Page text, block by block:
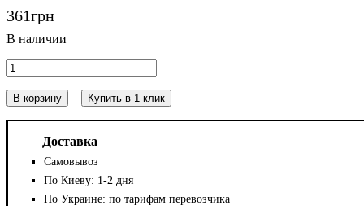
361грн
В корзину Купить в 1 клик
Доставка
Самовывоз
По Киеву: 1-2 дня
По Украине: по тарифам перевозчика